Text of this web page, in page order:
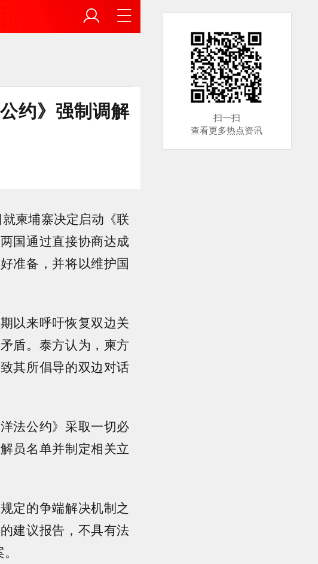
约》强制调解
柬埔寨决定启动《联
国通过直接协商达成
准备，并将以维护国
以来呼吁恢复双边关
盾。泰方认为，柬方
其所倡导的双边对话
法公约》采取一切必
员名单并制定相关立
定的争端解决机制之
建议报告，不具有法
扫一扫
查看更多热点资讯